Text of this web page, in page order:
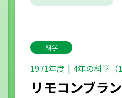
科学
1971年度 4年の科学（
リモコンブラ